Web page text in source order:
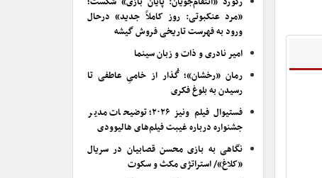
«مرد عنکبوتی: روز کاملاً جدید» درحال
ورود به فهرست تاریخی فروش گیشه
امیر نادری و ذات و زبان سینما
رمان «رخشان»؛ گُذار از خامیِ عاطفی تا
رسیدن به بلوغ فکری
فستیوال فیلم ونیز ۲۰۲۶؛ توضیحات مدیر
جشنواره درباره غیبت فیلم‌های هالیوودی
نگاهی به بازی محسن قصابیان در سریال
«کلاغ»/ استراتژی مکث و سکوت